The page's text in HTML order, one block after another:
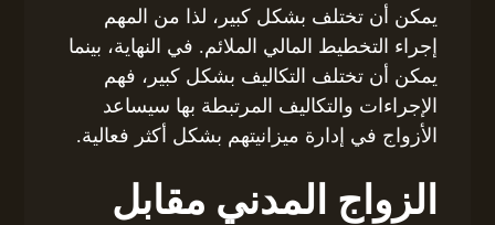
يمكن أن تختلف بشكل كبير، لذا من المهم
إجراء التخطيط المالي الملائم. في النهاية، بينما
يمكن أن تختلف التكاليف بشكل كبير، فهم
الإجراءات والتكاليف المرتبطة بها سيساعد
الأزواج في إدارة ميزانيتهم بشكل أكثر فعالية.
الزواج المدني مقابل